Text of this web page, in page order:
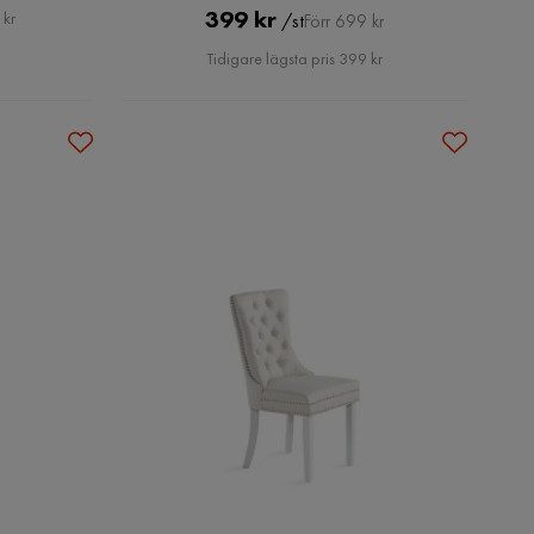
Pris
399 kr /stOriginal
Pris
Förr 699 kr
Tidigare lägsta pris 399 kr